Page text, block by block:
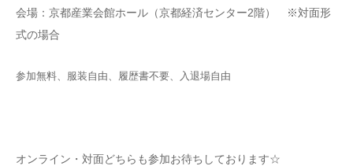
会場： 京都産業会館ホール（京都経済センター2階） ※対面形
式の場合
参加無料、服装自由、履歴書不要、入退場自由
オンライン・対面どちらも参加お待ちしております☆